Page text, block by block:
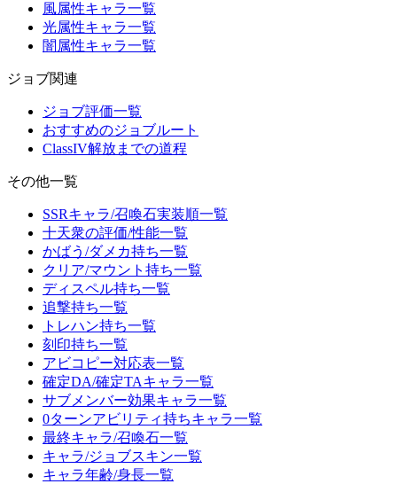
風属性キャラ一覧
光属性キャラ一覧
闇属性キャラ一覧
ジョブ関連
ジョブ評価一覧
おすすめのジョブルート
ClassIV解放までの道程
その他一覧
SSRキャラ/召喚石実装順一覧
十天衆の評価/性能一覧
かばう/ダメカ持ち一覧
クリア/マウント持ち一覧
ディスペル持ち一覧
追撃持ち一覧
トレハン持ち一覧
刻印持ち一覧
アビコピー対応表一覧
確定DA/確定TAキャラ一覧
サブメンバー効果キャラ一覧
0ターンアビリティ持ちキャラ一覧
最終キャラ/召喚石一覧
キャラ/ジョブスキン一覧
キャラ年齢/身長一覧